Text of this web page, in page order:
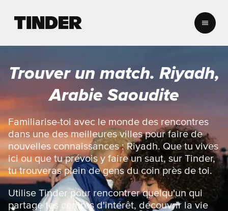
i
T
n
d
e
r
Trouver un match. Riyadh,
Arabie Saoudite
Familiarise-toi avec le monde des rencontres
dans une des meilleures villes pour faire de
nouvelles connaissances : Riyadh. Que tu vives
ici ou que tu prévois y faire un saut, sur Tinder,
tu trouveras plein de gens du coin près de toi.
Utilise Tinder pour rencontrer quelqu'un qui
partage tes centres d'intérêt, découvrir la vie